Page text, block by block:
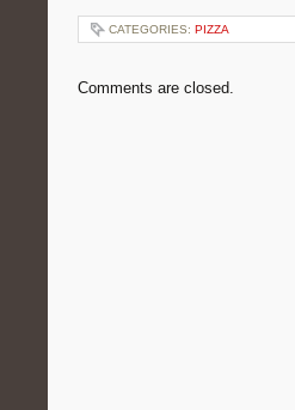
CATEGORIES: PIZZA
Comments are closed.